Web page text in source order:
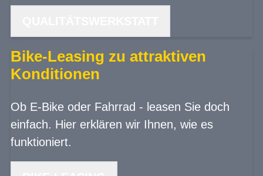
Bike-Leasing zu attraktiven
Konditionen
Ob E-Bike oder Fahrrad - leasen Sie doch
einfach. Hier erklären wir Ihnen, wie es
funktioniert.